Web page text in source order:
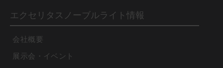
エクセリタスノーブルライト情報
会社概要
展示会・イベント